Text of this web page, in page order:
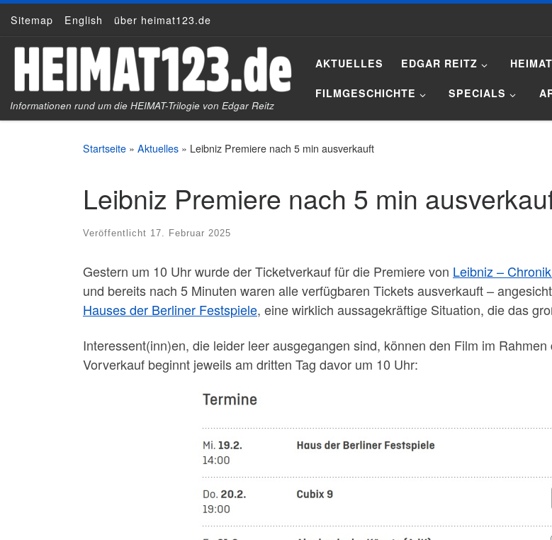
Zum Inhalt springen
Sitemap English über heimat123.de
Informationen rund um die HEIMAT-Trilogie von Edgar Reitz
AKTUELLES EDGAR REITZ
FILMGESCHICHTE SPECIALS
Startseite » Aktuelles » Leibniz Premiere nach 5 min ausverkauft
Leibniz Premiere nach 5 min
Veröffentlicht 17. Februar 2025
Gestern um 10 Uhr wurde der Ticketverkauf für die Premiere von Leibniz –
und bereits nach 5 Minuten waren alle verfügbaren Tickets ausverkauft –
Hauses der Berliner Festspiele, eine wirklich aussagekräftige Situation, die das
Interessent(inn)en, die leider leer ausgegangen sind, können den Film im
Vorverkauf beginnt jeweils am dritten Tag davor um 10 Uhr: